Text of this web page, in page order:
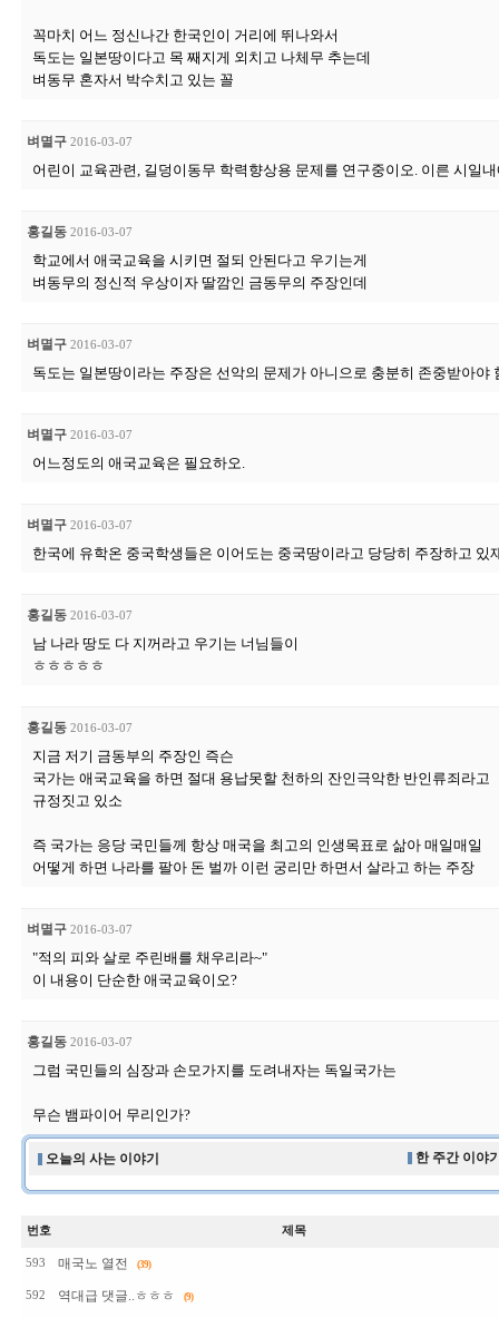
꼭마치 어느 정신나간 한국인이 거리에 뛰나와서
독도는 일본땅이다고 목 째지게 외치고 나체무 추는데
벼동무 혼자서 박수치고 있는 꼴
벼멸구 2016-03-07
어린이 교육관련, 길덩이동무 학력향상용 문제를 연구중이오. 이른 시일
홍길동 2016-03-07
학교에서 애국교육을 시키면 절되 안된다고 우기는게
벼동무의 정신적 우상이자 딸깜인 금동무의 주장인데
벼멸구 2016-03-07
독도는 일본땅이라는 주장은 선악의 문제가 아니으로 충분히 존중받아야
벼멸구 2016-03-07
어느정도의 애국교육은 필요하오.
벼멸구 2016-03-07
한국에 유학온 중국학생들은 이어도는 중국땅이라고 당당히 주장하고 있
홍길동 2016-03-07
남 나라 땅도 다 지꺼라고 우기는 너님들이
ㅎㅎㅎㅎㅎ
홍길동 2016-03-07
지금 저기 금동부의 주장인 즉슨
국가는 애국교육을 하면 절대 용납못할 천하의 잔인극악한 반인류죄라고
규정짓고 있소
즉 국가는 응당 국민들께 항상 매국을 최고의 인생목표로 삶아 매일매일
어떻게 하면 나라를 팔아 돈 벌까 이런 궁리만 하면서 살라고 하는 주장
벼멸구 2016-03-07
"적의 피와 살로 주린배를 채우리라~"
이 내용이 단순한 애국교육이오?
홍길동 2016-03-07
그럼 국민들의 심장과 손모가지를 도려내자는 독일국가는
무슨 뱀파이어 무리인가?
오늘의 사는 이야기 한 주간 이야
번호 제목
593 매국노 열전 (39)
592 역대급 댓글..ㅎㅎㅎ (9)